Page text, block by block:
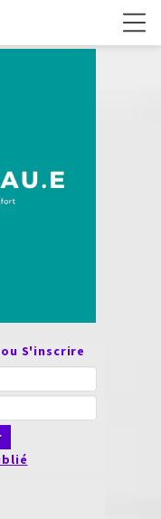
ou S'inscrire